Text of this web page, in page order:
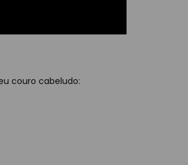
couro cabeludo: